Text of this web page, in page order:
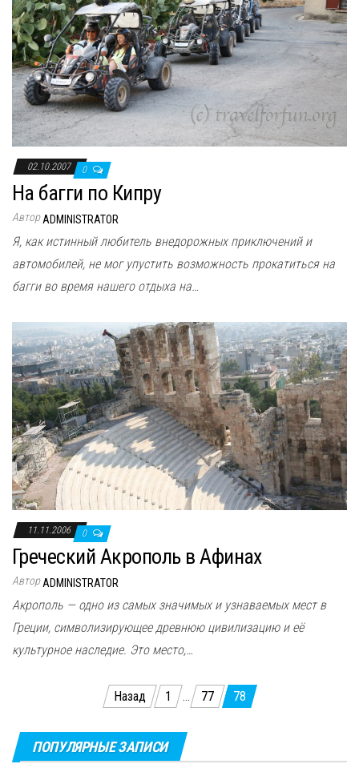
02.10.2007 0
На багги по Кипру
АвторADMINISTRATOR
Я, как истинный любитель внедорожных приключений и
автомобилей, не мог упустить возможность прокатиться на
багги во время нашего отдыха на…
11.11.2006 0
Греческий Акрополь в Афинах
АвторADMINISTRATOR
Акрополь — одно из самых значимых и узнаваемых мест в
Греции, символизирующее древнюю цивилизацию и её
культурное наследие. Это место,…
Пагинация
записей
Назад 1 … 77 78
ПОПУЛЯРНЫЕ ЗАПИСИ